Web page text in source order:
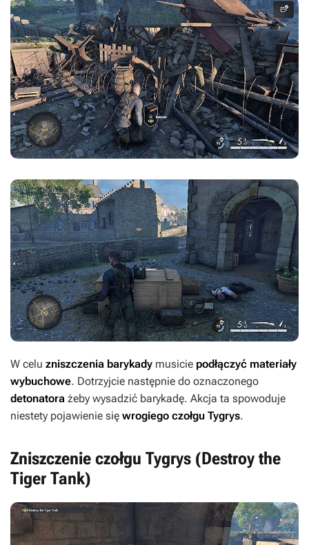
W celu zniszczenia barykady musicie podłączyć materiały
wybuchowe. Dotrzyjcie następnie do oznaczonego
detonatora żeby wysadzić barykadę. Akcja ta spowoduje
niestety pojawienie się wrogiego czołgu Tygrys.
Zniszczenie czołgu Tygrys (Destroy the
Tiger Tank)